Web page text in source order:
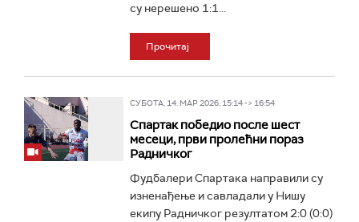
су нерешено 1:1...
Прочитај
СУБОТА, 14. МАР 2026, 15:14 -> 16:54
Спартак победио после шест
месеци, први пролећни пораз
Радничког
Фудбалери Спартака направили су
изненађење и савладали у Нишу
екипу Радничког резултатом 2:0 (0:0)